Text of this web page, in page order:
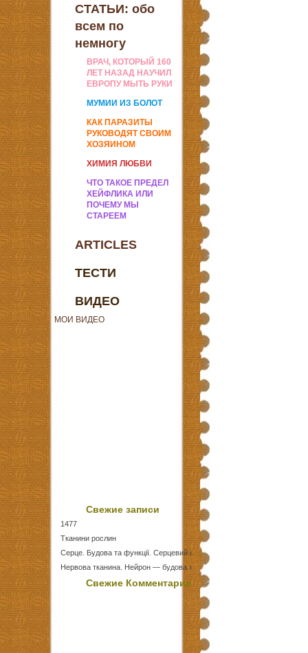
СТАТЬИ: обо
всем по
немногу
ВРАЧ, КОТОРЫЙ 160
ЛЕТ НАЗАД НАУЧИЛ
ЕВРОПУ МЫТЬ РУКИ
МУМИИ ИЗ БОЛОТ
КАК ПАРАЗИТЫ
РУКОВОДЯТ СВОИМ
ХОЗЯИНОМ
ХИМИЯ ЛЮБВИ
ЧТО ТАКОЕ ПРЕДЕЛ
ХЕЙФЛИКА ИЛИ
ПОЧЕМУ МЫ
СТАРЕЕМ
ARTICLES
ТЕСТИ
ВИДЕО
МОИ ВИДЕО
Свежие записи
1477
Тканини рослин
Серце. Будова та функції. Серцевий цикл
Нервова тканина. Нейрон — будова та функції
Тест Епітеліальні тканини
Свежие Комментарии